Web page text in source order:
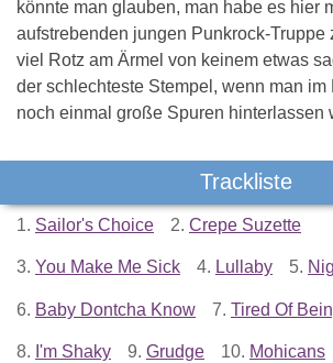
könnte man glauben, man habe es hier
aufstrebenden jungen Punkrock-Truppe
viel Rotz am Ärmel von keinem etwas
der schlechteste Stempel, wenn man im
noch einmal große Spuren hinterlassen
Trackliste
1. Sailor's Choice 2. Crepe Suzette
3. You Make Me Sick 4. Lullaby 5.
6. Baby Dontcha Know 7. Tired Of
8. I'm Shaky 9. Grudge 10. Mohicans